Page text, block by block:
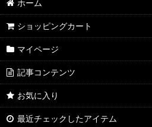
ホーム
ショッピングカート
マイページ
記事コンテンツ
お気に入り
最近チェックしたアイテム